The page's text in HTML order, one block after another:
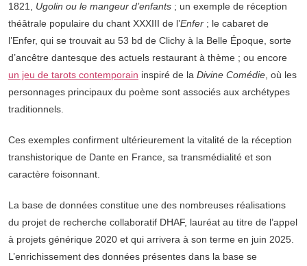
1821, Ugolin ou le mangeur d’enfants ; un exemple de réception
théâtrale populaire du chant XXXIII de l’Enfer ; le cabaret de
l’Enfer, qui se trouvait au 53 bd de Clichy à la Belle Époque, sorte
d’ancêtre dantesque des actuels restaurant à thème ; ou encore
un jeu de tarots contemporain inspiré de la Divine Comédie, où les
personnages principaux du poème sont associés aux archétypes
traditionnels.
Ces exemples confirment ultérieurement la vitalité de la réception
transhistorique de Dante en France, sa transmédialité et son
caractère foisonnant.
La base de données constitue une des nombreuses réalisations
du projet de recherche collaboratif DHAF, lauréat au titre de l’appel
à projets générique 2020 et qui arrivera à son terme en juin 2025.
L’enrichissement des données présentes dans la base se